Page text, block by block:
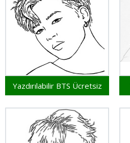
Yazdırılabilir BTS Ücretsiz